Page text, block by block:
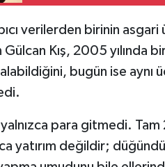
verilerden birinin asgari
Kış, 2005 yılında
bugün ise aynı
para gitmedi. Tam
yatırım değildir;